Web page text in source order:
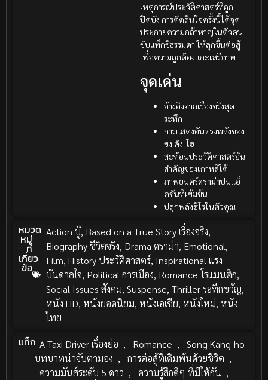
เหตุการณ์ประวัติศาสตร์ที่ถูก
ปิดบัง การตัดสินใจครั้งนี้ได้จุด
ประกายความกล้าหาญในตัวคน
ขับแท็กซี่ธรรมดา ให้ลุกขึ้นต่อสู้
เพื่อความถูกต้องและเสรีภาพ
จุดเด่น
อ้างอิงจากเรื่องจริงสุด
ระทึก
การแสดงอันทรงพลังของ
ซง คัง-โฮ
สะท้อนประวัติศาสตร์อัน
สำคัญของเกาหลีใต้
ภาพยนตร์ดราม่าปนแอ็
คชั่นที่เข้มข้น
ปลุกพลังฮีโร่ในตัวคุณ
หมวด
หมู่
ที่
เกี่ยว
ข้อ
Action บู๊, Based on a True Story เรื่องจริง,
Biography ชีวิตจริง, Drama ดราม่า, Emotional,
Film, History ประวัติศาสตร์, Inspirational แรง
บันดาลใจ, Political การเมือง, Romance โรแมนติก,
Social Issues สังคม, Suspense, Thriller ระทึกขวัญ,
หนัง HD, หนังยอดนิยม, หนังเอเชีย, หนังใหม่, หนัง
ไทย
แท็ก A Taxi Driver เรื่องย่อ , Romance ,
Song Kang-ho
บทบาทน่าจับตามอง , การต่อสู้ที่เดิมพันด้วยชีวิต ,
ความมันส์ระดับ 5 ดาว , ความรู้สึกดีๆ ที่มีให้กัน ,